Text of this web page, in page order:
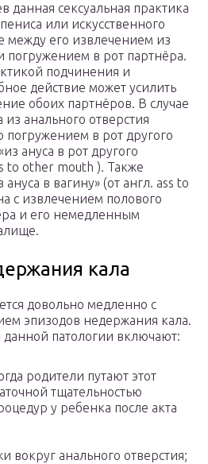
данная сексуальная практика
или искусственного
между его извлечением из
погружением в рот партнёра.
подчинения и
действие может усилить
обоих партнёров. В случае
анального отверстия
погружением в рот другого
ануса в рот другого
to other mouth ). Также
ануса в вагину» (от англ. ass to
с извлечением полового
и его немедленным
кала
довольно медленно с
эпизодов недержания кала.
патологии включают:
родители путают этот
тщательностью
у ребенка после акта
вокруг анального отверстия;